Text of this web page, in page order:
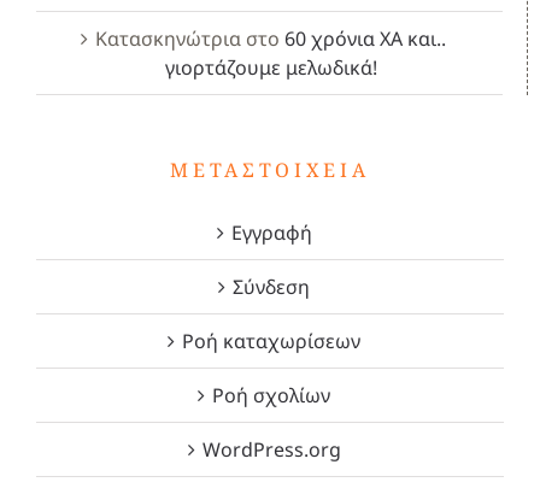
Κατασκηνώτρια στο 60 χρόνια ΧΑ και..
γιορτάζουμε μελωδικά!
ΜΕΤΑΣΤΟΙΧΕΊΑ
Εγγραφή
Σύνδεση
Ροή καταχωρίσεων
Ροή σχολίων
WordPress.org